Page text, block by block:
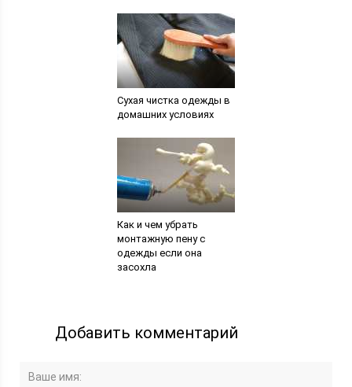
Сухая чистка одежды в
домашних условиях
Как и чем убрать
монтажную пену с
одежды если она
засохла
Добавить комментарий